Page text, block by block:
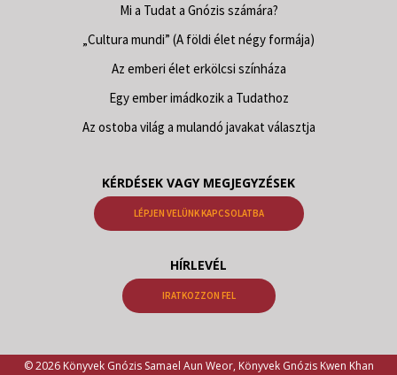
Mi a Tudat a Gnózis számára?
„Cultura mundi” (A földi élet négy formája)
Az emberi élet erkölcsi színháza
Egy ember imádkozik a Tudathoz
Az ostoba világ a mulandó javakat választja
KÉRDÉSEK VAGY MEGJEGYZÉSEK
LÉPJEN VELÜNK KAPCSOLATBA
HÍRLEVÉL
IRATKOZZON FEL
© 2026 Könyvek Gnózis Samael Aun Weor, Könyvek Gnózis Kwen Khan